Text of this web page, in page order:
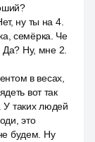
ну ты на 4.
семёрка. Че
Ну, мне 2.
в весах,
вот так
У таких людей
это
будем. Ну